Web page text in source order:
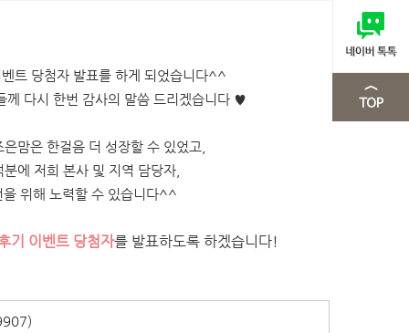
트 당첨자 발표를 하게 되었습니다^^
께 다시 한번 감사의 말씀 드리겠습니다 ♥
맘은 한걸음 더 성장할 수 있었고,
에 저희 본사 및 지역 담당자,
을 위해 노력할 수 있습니다^^
기 이벤트 당첨자를 발표하도록 하겠습니다!